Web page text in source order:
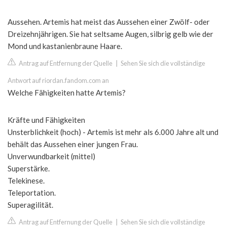
Aussehen. Artemis hat meist das Aussehen einer Zwölf- oder
Dreizehnjährigen. Sie hat seltsame Augen, silbrig gelb wie der
Mond und kastanienbraune Haare.
Antrag auf Entfernung der Quelle Sehen Sie sich die vollständige
Antwort auf riordan.fandom.com an
Welche Fähigkeiten hatte Artemis?
Kräfte und Fähigkeiten
Unsterblichkeit (hoch) - Artemis ist mehr als 6.000 Jahre alt und
behält das Aussehen einer jungen Frau.
Unverwundbarkeit (mittel)
Superstärke.
Telekinese.
Teleportation.
Superagilität.
Antrag auf Entfernung der Quelle Sehen Sie sich die vollständige